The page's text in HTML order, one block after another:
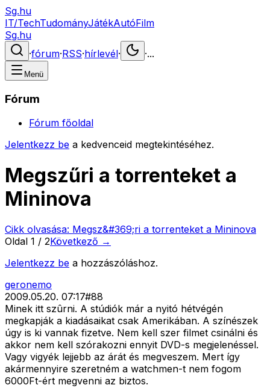
Sg.hu
IT/TechTudományJátékAutóFilm
Sg.hu
·fórum·RSS·hírlevél· ·...
Menü
Fórum
Fórum főoldal
Jelentkezz be a kedvenceid megtekintéséhez.
Megszűri a torrenteket a
Mininova
Cikk olvasása: Megsz&#369;ri a torrenteket a Mininova
Oldal 1 / 2Következő →
Jelentkezz be a hozzászóláshoz.
geronemo
2009.05.20. 07:17#88
Minek itt szûrni. A stúdiók már a nyitó hétvégén
megkapják a kiadásaikat csak Amerikában. A színészek
úgy is ki vannak fizetve. Nem kell szer filmet csinálni és
akkor nem kell szórakozni ennyit DVD-s megjelenéssel.
Vagy vigyék lejjebb az árát és megveszem. Mert így
akármennyire szeretném a watchmen-t nem fogom
6000Ft-ért megvenni az biztos.